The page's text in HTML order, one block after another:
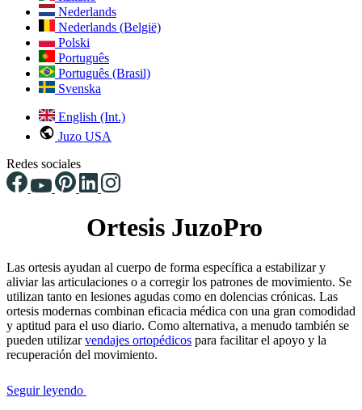
Nederlands
Nederlands (België)
Polski
Português
Português (Brasil)
Svenska
English (Int.)
Juzo USA
Redes sociales
Ortesis JuzoPro
Las ortesis ayudan al cuerpo de forma específica a estabilizar y
aliviar las articulaciones o a corregir los patrones de movimiento. Se
utilizan tanto en lesiones agudas como en dolencias crónicas. Las
ortesis modernas combinan eficacia médica con una gran comodidad
y aptitud para el uso diario. Como alternativa, a menudo también se
pueden utilizarvendajes ortopédicos para facilitar el apoyo y la
recuperación del movimiento.
Seguir leyendo